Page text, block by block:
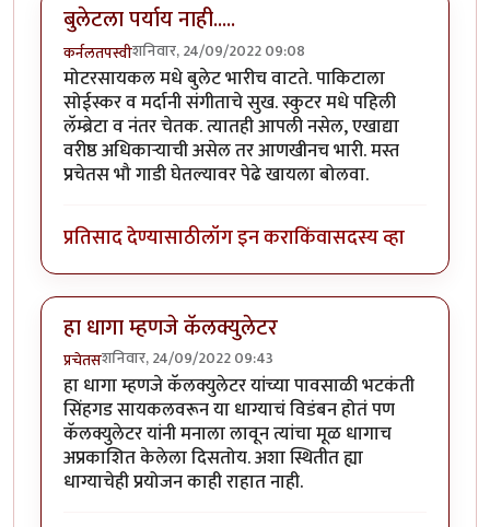
बुलेटला पर्याय नाही.....
कर्नलतपस्वीशनिवार, 24/09/2022 09:08
मोटरसायकल मधे बुलेट भारीच वाटते. पाकिटाला
सोईस्कर व मर्दानी संगीताचे सुख. स्कुटर मधे पहिली
लॅम्ब्रेटा व नंतर चेतक. त्यातही आपली नसेल, एखाद्या
वरीष्ठ अधिकाऱ्याची असेल तर आणखीनच भारी. मस्त
प्रचेतस भौ गाडी घेतल्यावर पेढे खायला बोलवा.
प्रतिसाद देण्यासाठीलॉग इन कराकिंवासदस्य व्हा
हा धागा म्हणजे कॅलक्युलेटर
प्रचेतसशनिवार, 24/09/2022 09:43
हा धागा म्हणजे कॅलक्युलेटर यांच्या पावसाळी भटकंती
सिंहगड सायकलवरून या धाग्याचं विडंबन होतं पण
कॅलक्युलेटर यांनी मनाला लावून त्यांचा मूळ धागाच
अप्रकाशित केलेला दिसतोय. अशा स्थितीत ह्या
धाग्याचेही प्रयोजन काही राहात नाही.